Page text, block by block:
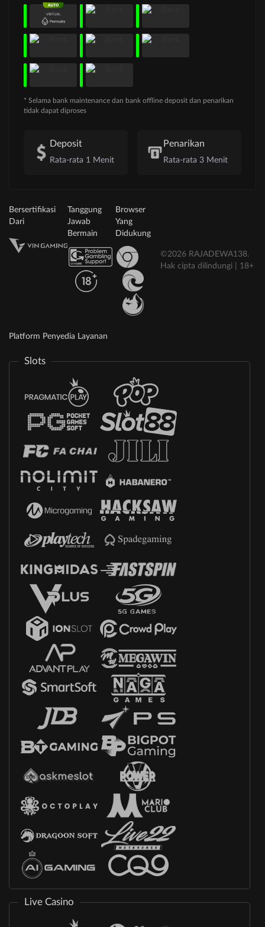
* Selama bank maintenance dan bank offline deposit dan penarikan
tidak dapat diproses
Deposit
Rata-rata 1 Menit
Penarikan
Rata-rata 3 Menit
Bersertifikasi
Dari
Tanggung
Jawab
Bermain
Browser
Yang
Didukung
©2026 RAJADEWA138.
Hak cipta dilindungi | 18+
Platform Penyedia Layanan
Slots
Live Casino